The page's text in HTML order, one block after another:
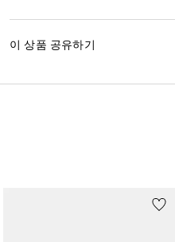
이 상품 공유하기